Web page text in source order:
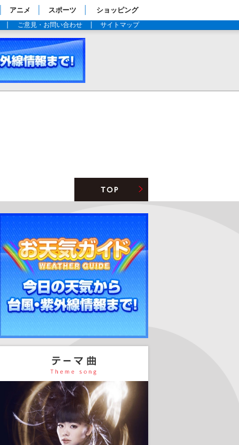
アニメ スポーツ ショッピング
ご意見・お問い合わせ サイトマップ